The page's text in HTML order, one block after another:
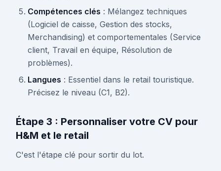
Compétences clés : Mélangez techniques
(Logiciel de caisse, Gestion des stocks,
Merchandising) et comportementales (Service
client, Travail en équipe, Résolution de
problèmes).
Langues : Essentiel dans le retail touristique.
Précisez le niveau (C1, B2).
Étape 3 : Personnaliser votre CV pour
H&M et le retail
C'est l'étape clé pour sortir du lot.